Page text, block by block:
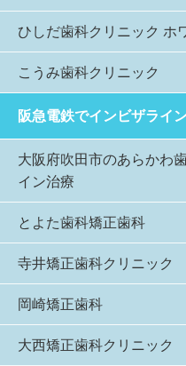
ひしだ歯科クリニック ホ
こうみ歯科クリニック
阪急電鉄でインビザライ
大阪府吹田市のあらかわ
イン治療
とよた歯科矯正歯科
寺井矯正歯科クリニック
岡崎矯正歯科
大西矯正歯科クリニック